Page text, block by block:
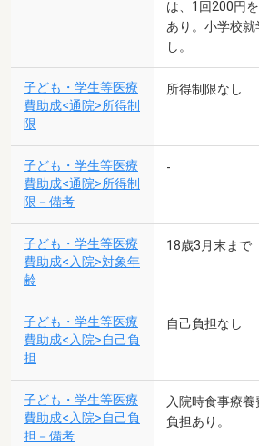
は、1回200円
あり。小学校
し。
子ども・学生等医療
費助成<通院>所得制
限
所得制限なし
子ども・学生等医療
費助成<通院>所得制
限－備考
-
子ども・学生等医療
費助成<入院>対象年
齢
18歳3月末まで
子ども・学生等医療
費助成<入院>自己負
担
自己負担なし
子ども・学生等医療
費助成<入院>自己負
担－備考
入院時食事療
負担あり。